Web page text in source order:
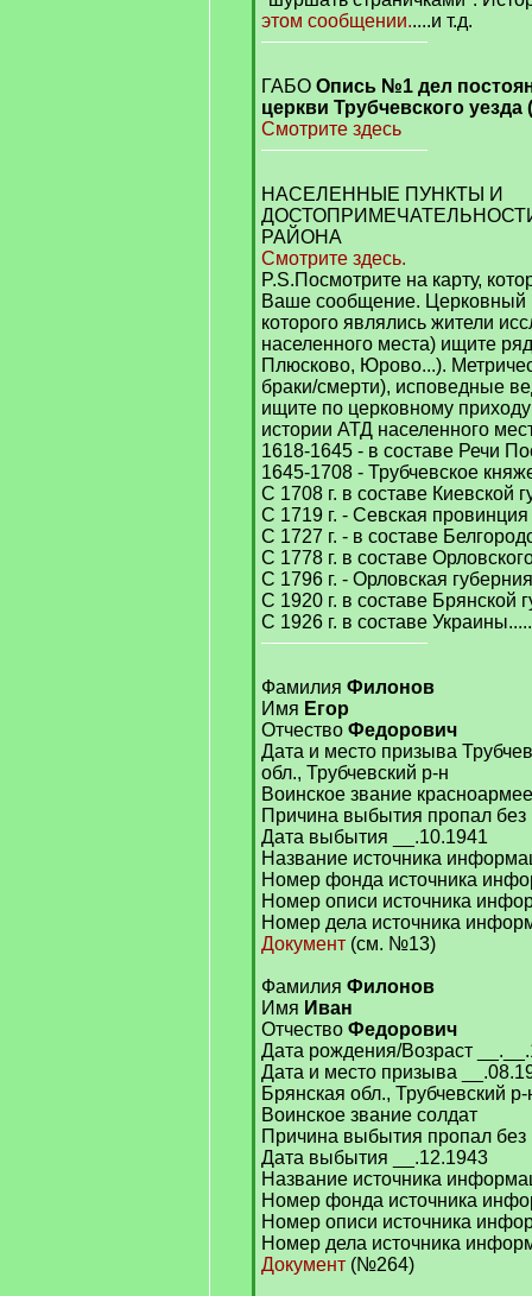
этом сообщении.....и т.д.
ГАБО Опись №1 дел
церкви Трубчевского
Смотрите здесь
НАСЕЛЕННЫЕ ПУНКТЫ И
РАЙОНА
Смотрите здесь.
P.S.Посмотрите на карту,
Ваше сообщение. Церковный
которого являлись жители
населенного места) ищите
Плюсково, Юрово...).
браки/смерти), исповедные
ищите по церковному
истории АТД населенного
1618-1645 - в составе Речи
1645-1708 - Трубчевское
С 1708 г. в составе Киевской
С 1719 г. - Севская
С 1727 г. - в составе
С 1778 г. в составе
С 1796 г. - Орловская губерния
С 1920 г. в составе Брянской
С 1926 г. в составе Украины.....
Фамилия Филонов
Имя Егор
Отчество Федорович
Дата и место призыва
обл., Трубчевский р-н
Воинское звание
Причина выбытия пропал без
Дата выбытия __.10.1941
Название источника
Номер фонда источника
Номер описи источника
Номер дела источника
Документ (см. №13)
Фамилия Филонов
Имя Иван
Отчество Федорович
Дата рождения/Возраст
Дата и место призыва
Брянская обл., Трубчевский р-
Воинское звание солдат
Причина выбытия пропал без
Дата выбытия __.12.1943
Название источника
Номер фонда источника
Номер описи источника
Номер дела источника
Документ (№264)